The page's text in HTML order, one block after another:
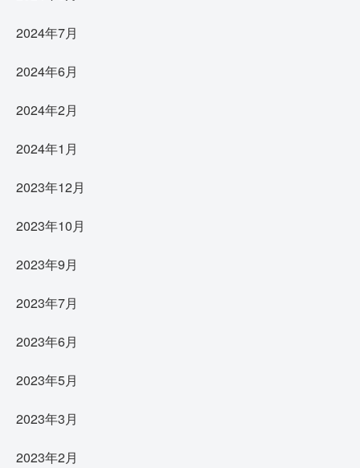
2024年7月
2024年6月
2024年2月
2024年1月
2023年12月
2023年10月
2023年9月
2023年7月
2023年6月
2023年5月
2023年3月
2023年2月